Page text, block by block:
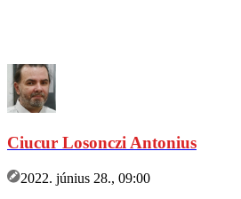
Ciucur Losonczi Antonius
2022. június 28., 09:00